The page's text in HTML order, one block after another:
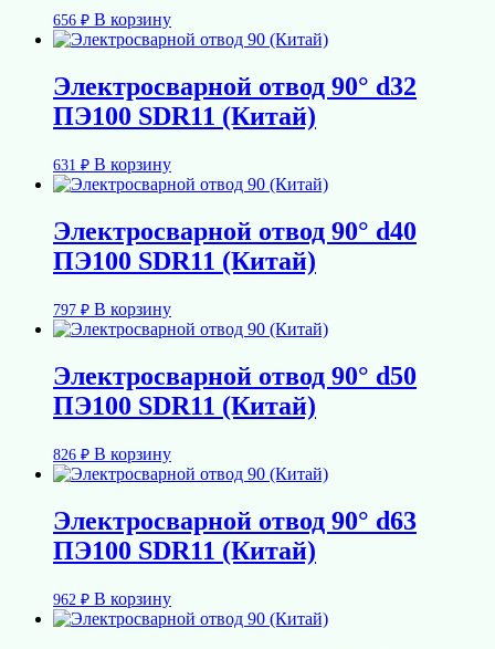
656 ₽ В корзину
Электросварной отвод 90° d32
ПЭ100 SDR11 (Китай)
631 ₽ В корзину
Электросварной отвод 90° d40
ПЭ100 SDR11 (Китай)
797 ₽ В корзину
Электросварной отвод 90° d50
ПЭ100 SDR11 (Китай)
826 ₽ В корзину
Электросварной отвод 90° d63
ПЭ100 SDR11 (Китай)
962 ₽ В корзину